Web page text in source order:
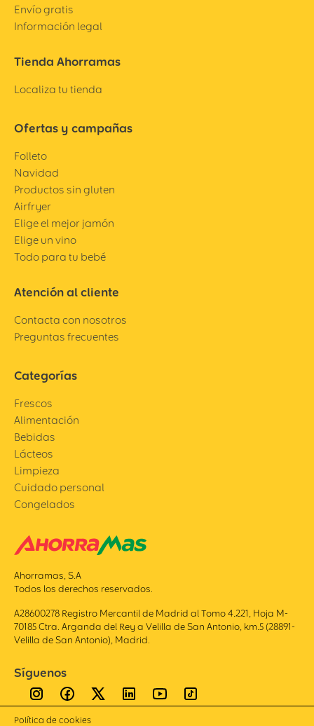
Envío gratis
Información legal
Tienda Ahorramas
Localiza tu tienda
Ofertas y campañas
Folleto
Navidad
Productos sin gluten
Airfryer
Elige el mejor jamón
Elige un vino
Todo para tu bebé
Atención al cliente
Contacta con nosotros
Preguntas frecuentes
Categorías
Frescos
Alimentación
Bebidas
Lácteos
Limpieza
Cuidado personal
Congelados
Ahorramas, S.A
Todos los derechos reservados.
A28600278 Registro Mercantil de Madrid al Tomo 4.221, Hoja M-
70185 Ctra. Arganda del Rey a Velilla de San Antonio, km.5 (28891-
Velilla de San Antonio), Madrid.
Síguenos
Política de cookies